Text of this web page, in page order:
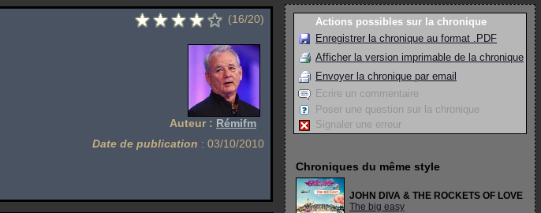
(16/20)
Auteur : Rémifm
Date de publication : 03/10/2010
Actions possibles sur la chronique
Enregistrer la chronique au format .PDF
Afficher la version imprimable de la chronique
Envoyer la chronique par email
Ecrire un commentaire
Poser une question sur la chronique
Signaler une erreur
Chroniques du même style
JOHN DIVA & THE ROCKETS OF LOVE
The big easy